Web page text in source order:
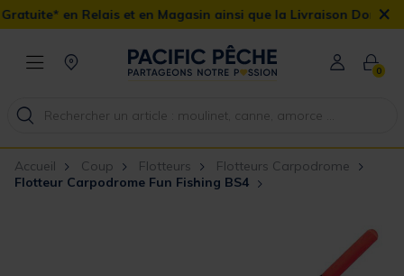
et en Magasin ainsi que la Livraison Domicile offerte dès 90€
×
0
Accueil Coup Flotteurs
Flotteurs Carpodrome
Flotteur Carpodrome Fun Fishing BS4